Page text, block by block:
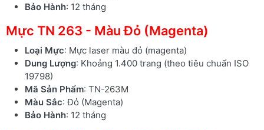
Bảo Hành: 12 tháng
Mực TN 263 - Màu Đỏ (Magenta)
Loại Mực: Mực laser màu đỏ (magenta)
Dung Lượng: Khoảng 1.400 trang (theo tiêu chuẩn ISO
19798)
Mã Sản Phẩm: TN-263M
Màu Sắc: Đỏ (Magenta)
Bảo Hành: 12 tháng